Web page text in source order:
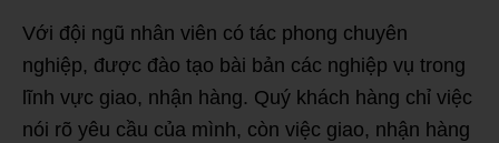
Với đội ngũ nhân viên có tác phong chuyên
nghiệp, được đào tạo bài bản các nghiệp vụ trong
lĩnh vực giao, nhận hàng. Quý khách hàng chỉ việc
nói rõ yêu cầu của mình, còn việc giao, nhận hàng